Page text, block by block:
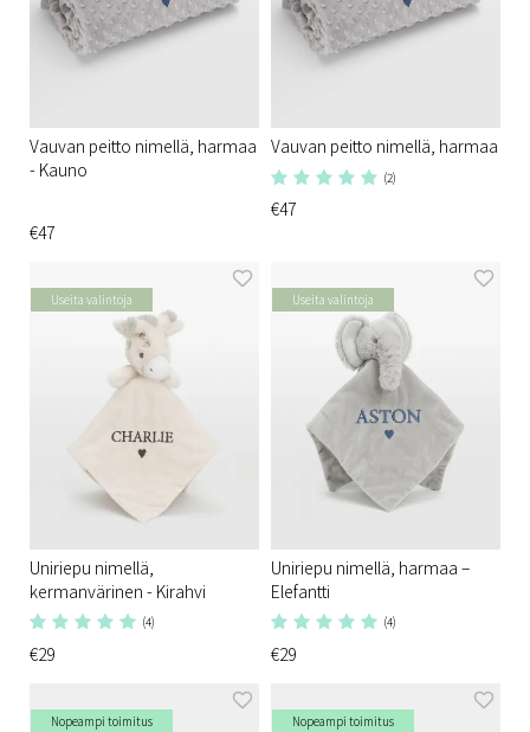
Vauvan peitto nimellä, harmaa
- Kauno
€47
Vauvan peitto nimellä, harmaa
(2)
€47
Useita valintoja
Uniriepu nimellä,
kermanvärinen - Kirahvi
(4)
€29
Useita valintoja
Uniriepu nimellä, harmaa –
Elefantti
(4)
€29
Nopeampi toimitus Nopeampi toimitus